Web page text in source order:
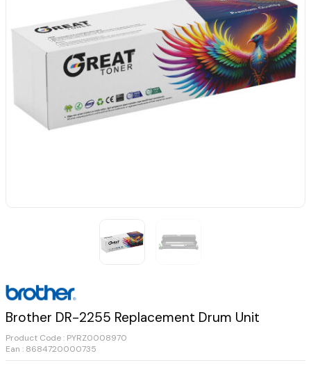
Brother DR-2255 Replacement Drum Unit
Product Code : PYRZ0008970
Ean : 8684720000735